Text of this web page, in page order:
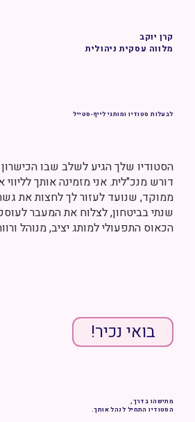
קרן יוקב
מלווה עסקית ניהולית
לבעלות סטודיו ומותגי לייף-סטייל
הסטודיו שלך הגיע לשלב שבו
דורש מנכ"לית. אני מזמינה אותך לליווי
שנתי בביטחון, לצלוח את המעבר
הכאוס התפעולי למותג יציב, מנוהל
בואי נכיר!
מתישהו בדרך,
הסטודיו התחיל לנהל אותך.